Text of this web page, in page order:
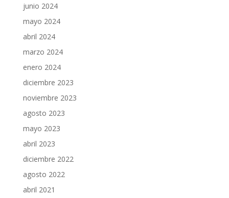
junio 2024
mayo 2024
abril 2024
marzo 2024
enero 2024
diciembre 2023
noviembre 2023
agosto 2023
mayo 2023
abril 2023
diciembre 2022
agosto 2022
abril 2021